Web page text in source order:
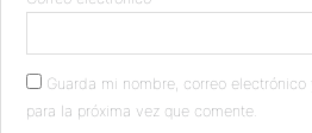
Guarda mi nombre, correo
para la próxima vez que comente.